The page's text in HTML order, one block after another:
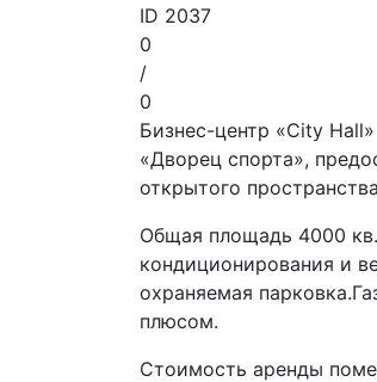
ID 2037
0
/
0
Бизнес-центр «City
«Дворец спорта»,
открытого
Общая площадь 4000
кондиционирования и
охраняемая
плюсом.
Стоимость аренды